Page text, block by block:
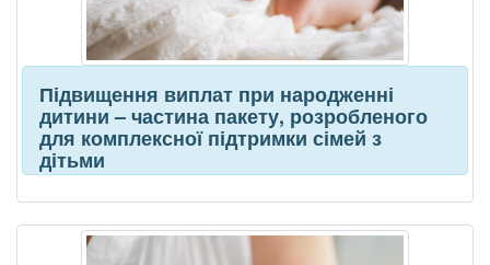
Підвищення виплат при народженні
дитини – частина пакету, розробленого
для комплексної підтримки сімей з
дітьми